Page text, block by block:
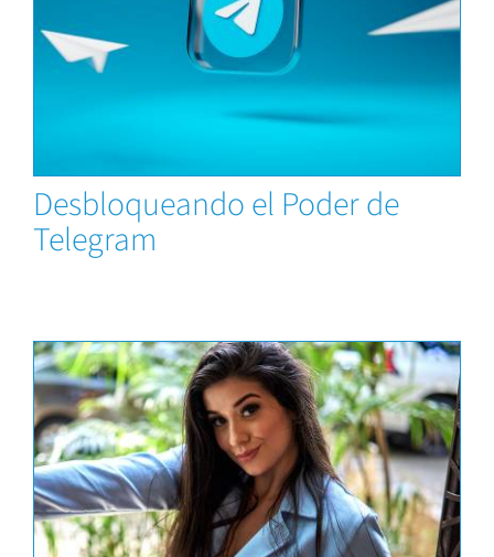
Capacitaciones
Desbloqueando el Poder de
Telegram
Capacitaciones